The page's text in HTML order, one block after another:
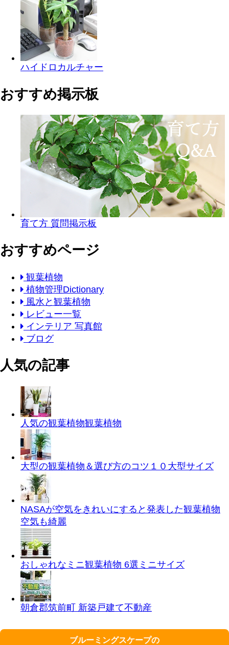
ハイドロカルチャー
おすすめ掲示板
育て方 質問掲示板
おすすめページ
観葉植物
植物管理Dictionary
風水と観葉植物
レビュー一覧
インテリア 写真館
ブログ
人気の記事
人気の観葉植物観葉植物
大型の観葉植物＆選び方のコツ１０ 大型サイズ
NASAが空気をきれいにすると発表した観葉植物
空気も綺麗
おしゃれなミニ観葉植物 6選 ミニサイズ
朝倉郡筑前町 新築戸建て不動産
ブルーミングスケープの